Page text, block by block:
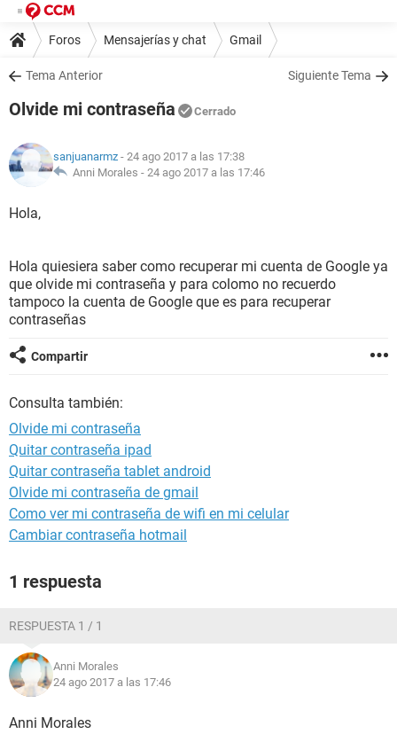
Foros Mensajerías y chat Gmail
Tema Anterior Siguiente Tema
Olvide mi contraseña Cerrado
sanjuanarmz - 24 ago 2017 a las 17:38
Anni Morales - 24 ago 2017 a las 17:46
Hola,
Hola quiesiera saber como recuperar mi cuenta de Google ya
que olvide mi contraseña y para colomo no recuerdo
tampoco la cuenta de Google que es para recuperar
contraseñas
Compartir
Consulta también:
Olvide mi contraseña
Quitar contraseña ipad
Quitar contraseña tablet android
Olvide mi contraseña de gmail
Como ver mi contraseña de wifi en mi celular
Cambiar contraseña hotmail
1 respuesta
RESPUESTA 1 / 1
Anni Morales
24 ago 2017 a las 17:46
Anni Morales